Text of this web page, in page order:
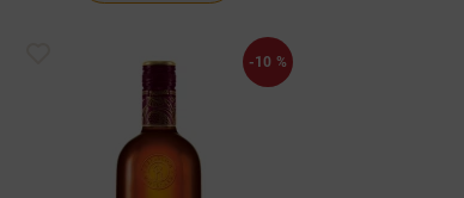
-10 %